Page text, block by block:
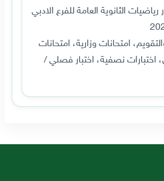
رياضيات الثانوية العامة للفرع الادبي
امتحانات وزارية، امتحانات
اختبارات نصفية، اختبار فصلي /